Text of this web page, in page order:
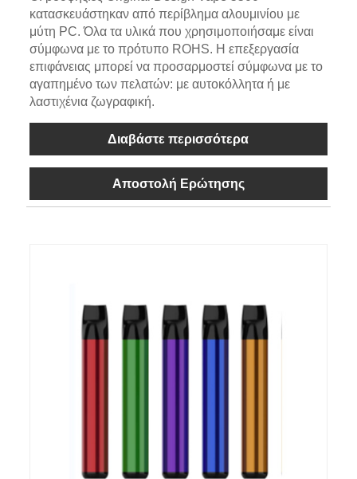
κατασκευάστηκαν από περίβλημα αλουμινίου με
μύτη PC. Όλα τα υλικά που χρησιμοποιήσαμε είναι
σύμφωνα με το πρότυπο ROHS. Η επεξεργασία
επιφάνειας μπορεί να προσαρμοστεί σύμφωνα με το
αγαπημένο των πελατών: με αυτοκόλλητα ή με
λαστιχένια ζωγραφική.
Διαβάστε περισσότερα
Αποστολή Ερώτησης